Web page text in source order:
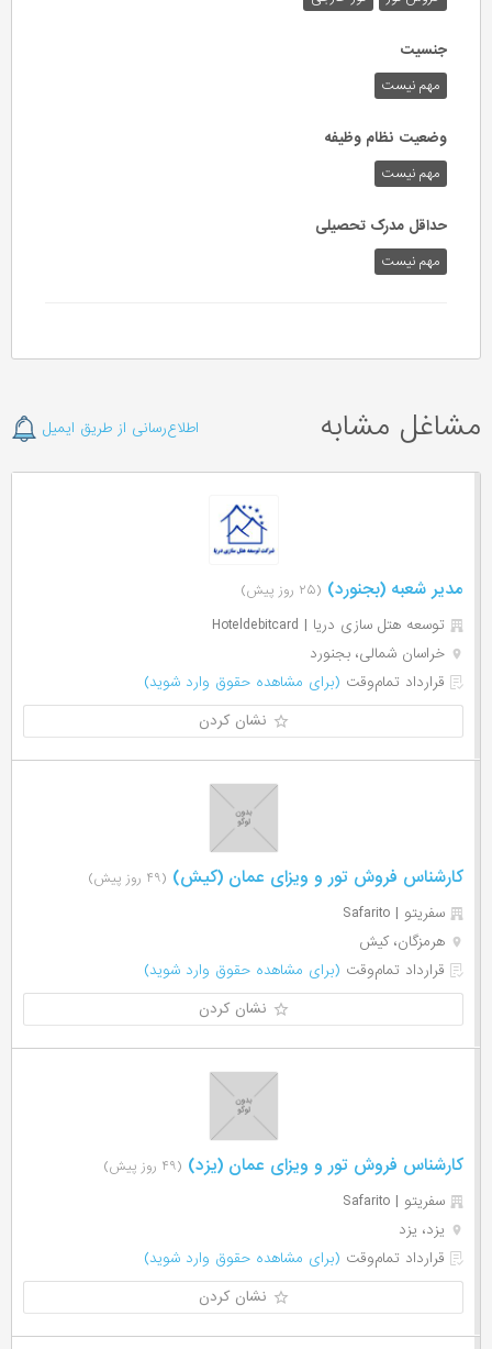
جنسیت
مهم نیست
وضعیت نظام وظیفه
مهم‌ نیست
حداقل مدرک تحصیلی
مهم نیست
مشاغل مشابه اطلاع‌رسانی از طریق ایمیل
مدیر شعبه (بجنورد) (۲۵ روز پیش)
توسعه هتل سازی دریا | Hoteldebitcard
خراسان شمالی، بجنورد
قرارداد تمام‌وقت (برای مشاهده حقوق وارد شوید)
نشان کردن
کارشناس فروش تور و ویزای عمان (کیش) (۴۹ روز پیش)
سفریتو | Safarito
هرمزگان، کیش
قرارداد تمام‌وقت (برای مشاهده حقوق وارد شوید)
نشان کردن
کارشناس فروش تور و ویزای عمان (یزد) (۴۹ روز پیش)
سفریتو | Safarito
یزد، یزد
قرارداد تمام‌وقت (برای مشاهده حقوق وارد شوید)
نشان کردن